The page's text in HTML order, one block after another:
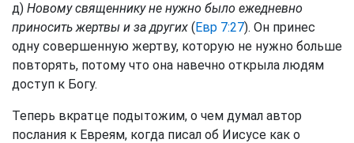
д) Новому священнику не нужно было ежедневно
приносить жертвы и за других (Евр 7:27). Он принес
одну совершенную жертву, которую не нужно больше
повторять, потому что она навечно открыла людям
доступ к Богу.
Теперь вкратце подытожим, о чем думал автор
послания к Евреям, когда писал об Иисусе как о